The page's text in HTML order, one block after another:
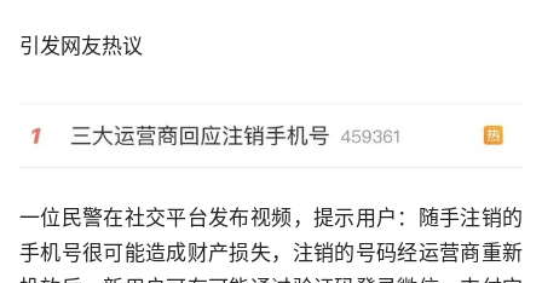
引发网友热议
一位民警在社交平台发布视频，提示用户：随手注销的
手机号很可能造成财产损失，注销的号码经运营商重新